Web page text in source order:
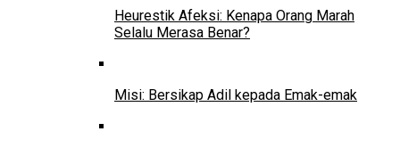
Heurestik Afeksi: Kenapa Orang Marah
Selalu Merasa Benar?
Misi: Bersikap Adil kepada Emak-emak